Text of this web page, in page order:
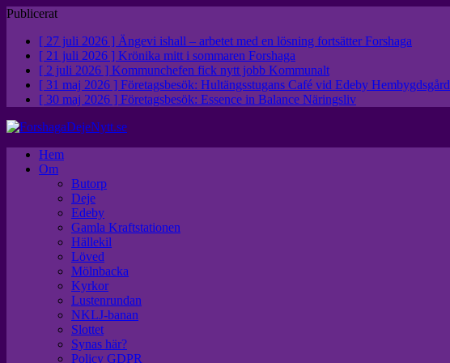
Publicerat
[ 27 juli 2026 ] Ängevi ishall – arbetet med en lösning fortsätter Forshaga
[ 21 juli 2026 ] Krönika mitt i sommaren Forshaga
[ 2 juli 2026 ] Kommunchefen fick nytt jobb Kommunalt
[ 31 maj 2026 ] Företagsbesök: Hultängsstugans Café vid Edeby Hembygdsgård
[ 30 maj 2026 ] Företagsbesök: Essence in Balance Näringsliv
Hem
Om
Butorp
Deje
Edeby
Gamla Kraftstationen
Hällekil
Löved
Mölnbacka
Kyrkor
Lustenrundan
NKLJ-banan
Slottet
Synas här?
Policy GDPR